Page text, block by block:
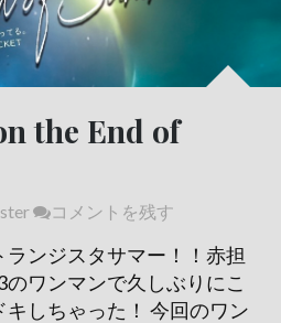
the End of
コメントを残す
ンジスタサマー！！赤担
のワンマンで久しぶりにこ
しちゃった！ 今回のワン